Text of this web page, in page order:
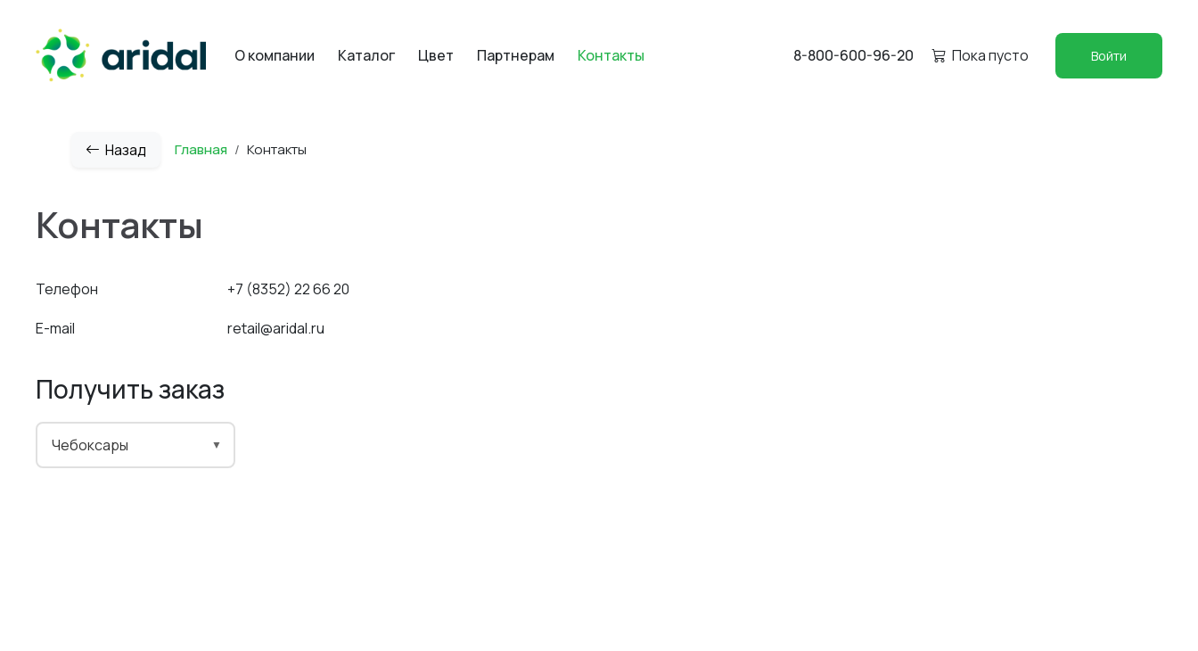
О компании Каталог Цвет Партнерам Контакты 8-800-600-96-20 Пока пусто Войти
Назад Главная Контакты
Контакты
Телефон
+7 (8352) 22 66 20
E-mail
retail@aridal.ru
Получить заказ